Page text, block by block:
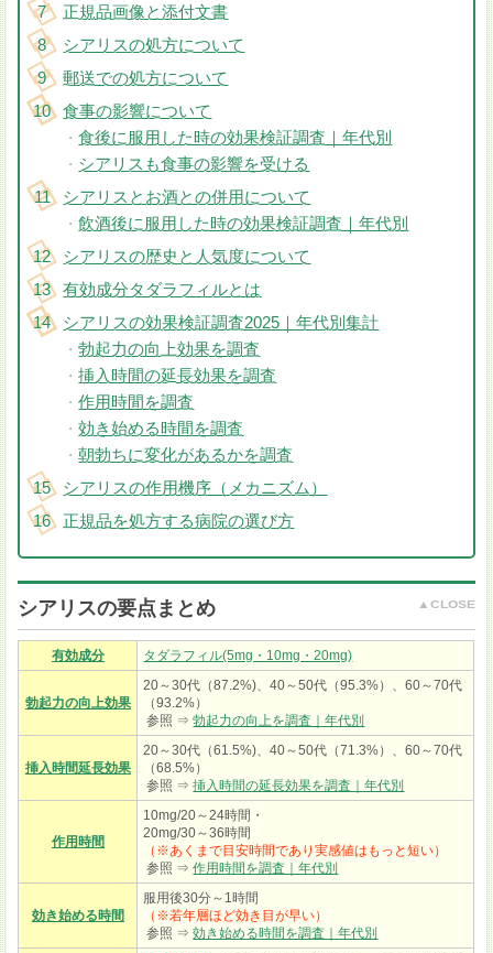
正規品画像と添付文書
シアリスの処方について
郵送での処方について
食事の影響について
・食後に服用した時の効果検証調査｜年代別
・ シアリスも食事の影響を受ける
シアリスとお酒との併用について
・飲酒後に服用した時の効果検証調査｜年代別
シアリスの歴史と人気度について
有効成分タダラフィルとは
シアリスの効果検証調査2025｜年代別集計
・勃起力の向上効果を調査
・挿入時間の延長効果を調査
・作用時間を調査
・効き始める時間を調査
・朝勃ちに変化があるかを調査
シアリスの作用機序（メカニズム）
正規品を処方する病院の選び方
シアリスの要点まとめ
有効成分 タダラフィル(5mg・10mg・20mg)
勃起力の向上効果
20～30代（87.2%)、40～50代（95.3%）、60～70代
（93.2%）
参照 ⇒勃起力の向上を調査｜年代別
挿入時間延長効果
20～30代（61.5%)、40～50代（71.3%）、60～70代
（68.5%）
参照 ⇒挿入時間の延長効果を調査｜年代別
作用時間
10mg/20～24時間・
20mg/30～36時間
（※あくまで目安時間であり実感値はもっと短い）
参照 ⇒作用時間を調査｜年代別
効き始める時間
服用後30分～1時間
（※若年層ほど効き目が早い）
参照 ⇒効き始める時間を調査｜年代別